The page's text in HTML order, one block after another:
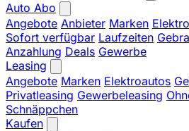
Auto Abo
Angebote Anbieter Marken
Sofort verfügbar Laufzeiten
Anzahlung Deals Gewerbe
Leasing
Angebote Marken Elektroautos
Privatleasing Gewerbeleasing
Schnäppchen
Kaufen